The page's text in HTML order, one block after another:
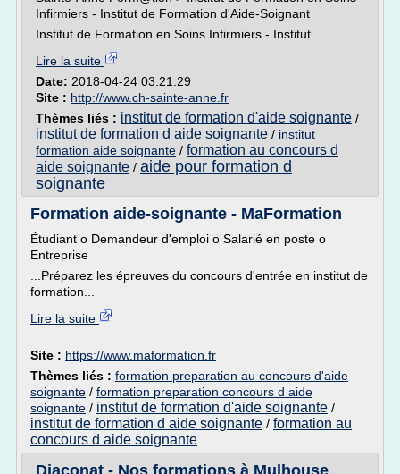
Infirmiers - Institut de Formation d'Aide-Soignant
Institut de Formation en Soins Infirmiers - Institut...
Lire la suite
Date: 2018-04-24 03:21:29
Site : http://www.ch-sainte-anne.fr
Thèmes liés : institut de formation d'aide soignante /
institut de formation d aide soignante / institut
formation aide soignante / formation au concours d
aide soignante / aide pour formation d
soignante
Formation aide-soignante - MaFormation
Étudiant o Demandeur d'emploi o Salarié en poste o
Entreprise
...Préparez les épreuves du concours d'entrée en institut de
formation...
Lire la suite
Site : https://www.maformation.fr
Thèmes liés : formation preparation au concours d'aide
soignante / formation preparation concours d aide
soignante / institut de formation d'aide soignante /
institut de formation d aide soignante / formation au
concours d aide soignante
Diaconat - Nos formations à Mulhouse